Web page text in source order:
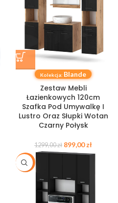
Kolekcja: Blande
Zestaw Mebli
Łazienkowych 120cm
Szafka Pod Umywalkę I
Lustro Oraz Słupki Wotan
Czarny Połysk
1299,00zł 899,00zł
-38%